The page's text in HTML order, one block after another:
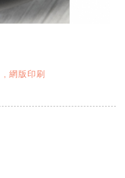
網版印刷